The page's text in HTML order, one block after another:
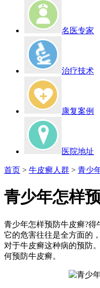
名医专家
治疗技术
康复案例
医院地址
首页 > 牛皮癣人群 > 青少
青少年怎样
青少年怎样预防牛皮癣?得
它的危害往往是全方面的
对于牛皮癣这种病的预防
何预防牛皮癣。